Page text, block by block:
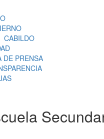
CABILDO
DE PRENSA